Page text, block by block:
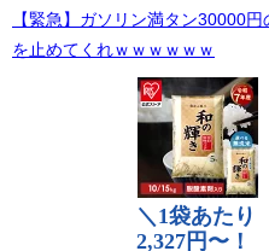
【緊急】ガソリン満タン30000
を止めてくれｗｗｗｗｗｗ